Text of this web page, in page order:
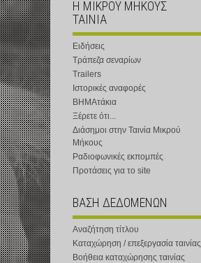
Η ΜΙΚΡΟΥ ΜΗΚΟΥΣ
ΤΑΙΝΙΑ
Ειδήσεις
Τράπεζα σεναρίων
Trailers
Ιστορικές αναφορές
ΒΗΜΑτάκια
Ξέρετε ότι...
Διάσημοι στην Ταινία Μικρού
Μήκους
Ραδιοφωνικές εκπομπές
Προτάσεις για το site
ΒΑΣΗ ΔΕΔΟΜΕΝΩΝ
Αναζήτηση τίτλου
Καταχώρηση / επεξεργασία ταινίας
Βοήθεια καταχώρησης ταινίας